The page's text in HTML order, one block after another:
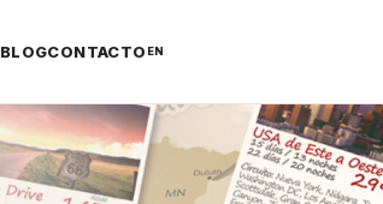
BLOGCONTACTO EN